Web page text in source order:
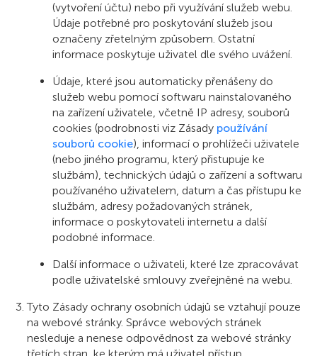
(vytvoření účtu) nebo při využívání služeb webu.
Údaje potřebné pro poskytování služeb jsou
označeny zřetelným způsobem. Ostatní
informace poskytuje uživatel dle svého uvážení.
Údaje, které jsou automaticky přenášeny do
služeb webu pomocí softwaru nainstalovaného
na zařízení uživatele, včetně IP adresy, souborů
cookies (podrobnosti viz Zásady používání
souborů cookie), informací o prohlížeči uživatele
(nebo jiného programu, který přistupuje ke
službám), technických údajů o zařízení a softwaru
používaného uživatelem, datum a čas přístupu ke
službám, adresy požadovaných stránek,
informace o poskytovateli internetu a další
podobné informace.
Další informace o uživateli, které lze zpracovávat
podle uživatelské smlouvy zveřejněné na webu.
Tyto Zásady ochrany osobních údajů se vztahují pouze
na webové stránky. Správce webových stránek
nesleduje a nenese odpovědnost za webové stránky